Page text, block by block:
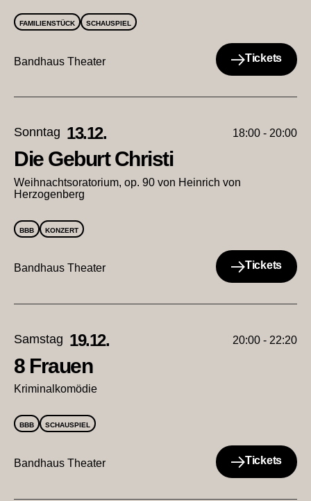
FAMILIENSTÜCK SCHAUSPIEL
Bandhaus Theater Tickets
Sonntag 13.12. 18:00 - 20:00
Die Geburt Christi
Weihnachtsoratorium, op. 90 von Heinrich von
Herzogenberg
BBB KONZERT
Bandhaus Theater Tickets
Samstag 19.12. 20:00 - 22:20
8 Frauen
Kriminalkomödie
BBB SCHAUSPIEL
Bandhaus Theater Tickets